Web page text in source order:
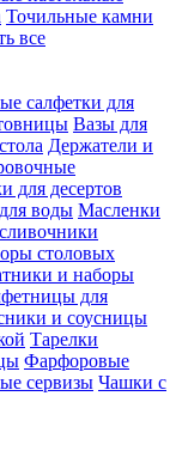
Точильные камни
все
салфетки для
Вазы для
Держатели и
для десертов
воды Масленки
столовых
и наборы
для
и соусницы
Тарелки
Фарфоровые
сервизы Чашки с